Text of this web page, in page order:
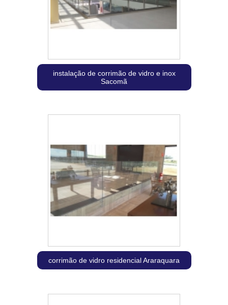
instalação de corrimão de vidro e inox
Sacomã
corrimão de vidro residencial Araraquara